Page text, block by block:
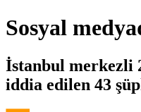
Sosyal
İstanbul merkezli
iddia edilen 43